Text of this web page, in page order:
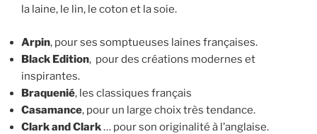
la laine, le lin, le coton et la soie.
Arpin, pour ses somptueuses laines françaises.
Black Edition, pour des créations modernes et
inspirantes.
Braquenié, les classiques français
Casamance, pour un large choix très tendance.
Clark and Clark… pour son originalité à l’anglaise.